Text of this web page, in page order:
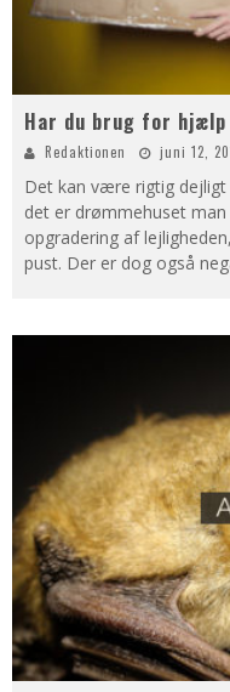
Har du brug for
Redaktionen juni 12,
Det kan være rigtig
det er drømmehuset
opgradering af
pust. Der er dog også